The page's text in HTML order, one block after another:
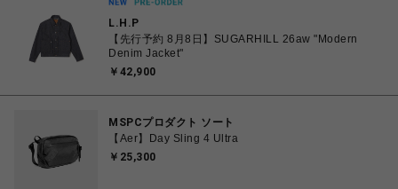
L.H.P
【先行予約 8月8日】SUGARHILL 26aw "Modern
Denim Jacket"
￥42,900
MSPCプロダクト ソート
【Aer】Day Sling 4 Ultra
￥25,300